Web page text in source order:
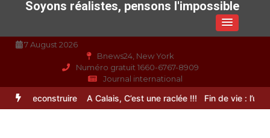
Soyons réalistes, pensons l'impossible
7 August 2026
Bnews24, New York
Numéro gratuit 1660-6767-8909
Journal international
à reconstruire A Calais, C’est une raclée !!! Fin de vie : l’ultime